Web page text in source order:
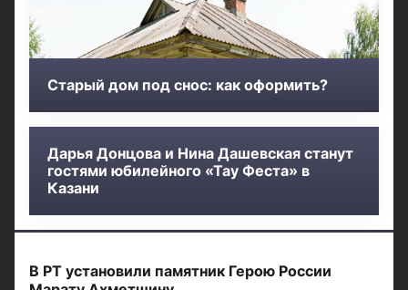
Старый дом под снос: как оформить?
Дарья Донцова и Нина Дашевская станут
гостями юбилейного «Тау Феста» в
Казани
В РТ установили памятник Герою России